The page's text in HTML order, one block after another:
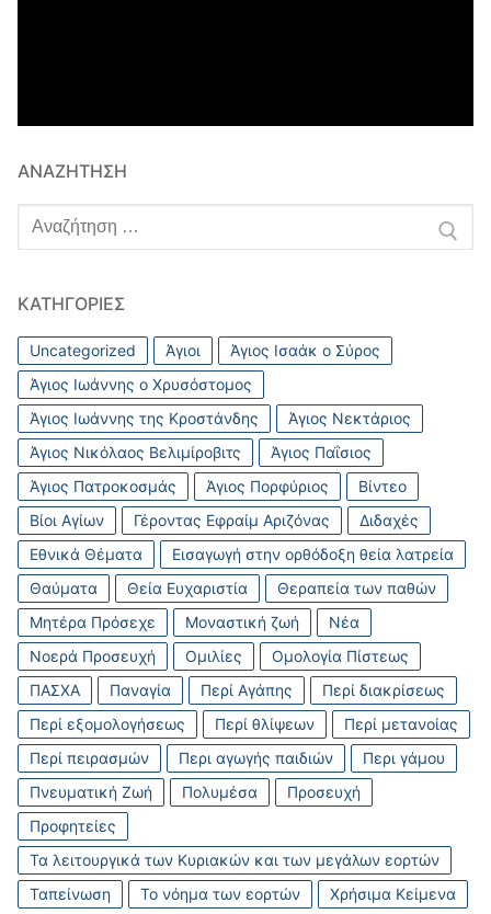
ΑΝΑΖΉΤΗΣΗ
Αναζήτηση
για:
ΚΑΤΗΓΟΡΊΕΣ
Uncategorized Άγιοι
Άγιος Ισαάκ ο Σύρος
Άγιος Ιωάννης ο Χρυσόστομος
Άγιος Ιωάννης της Κροστάνδης
Άγιος Νεκτάριος
Άγιος Νικόλαος Βελιμίροβιτς
Άγιος Παΐσιος
Άγιος Πατροκοσμάς
Άγιος Πορφύριος
Βίντεο
Βίοι Αγίων
Γέροντας Εφραίμ Αριζόνας
Διδαχές
Εθνικά Θέματα
Εισαγωγή στην ορθόδοξη θεία λατρεία
Θαύματα
Θεία Ευχαριστία
Θεραπεία των παθών
Μητέρα Πρόσεχε
Μοναστική ζωή
Νέα
Νοερά Προσευχή
Ομιλίες
Ομολογία Πίστεως
ΠΑΣΧΑ
Παναγία Περί Αγάπης
Περί διακρίσεως
Περί εξομολογήσεως
Περί θλίψεων
Περί μετανοίας
Περί πειρασμών
Περι αγωγής παιδιών
Περι γάμου
Πνευματική Ζωή
Πολυμέσα
Προσευχή
Προφητείες
Τα λειτουργικά των Κυριακών και των μεγάλων εορτών
Ταπείνωση
Το νόημα των εορτών Χρήσιμα Κείμενα